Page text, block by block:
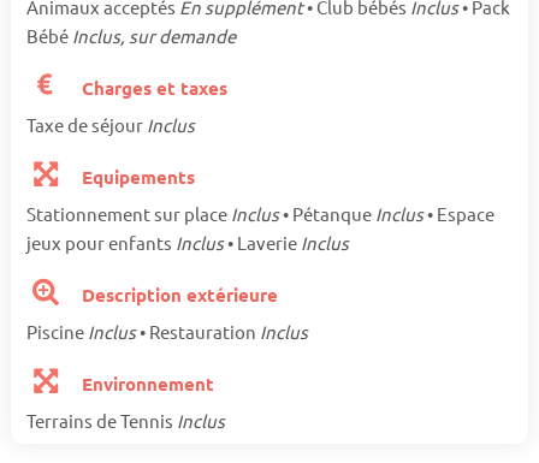
Animaux acceptés En supplément• Club bébés Inclus• Pack
Bébé Inclus, sur demande
Charges et taxes
Taxe de séjour Inclus
Equipements
Stationnement sur place Inclus• Pétanque Inclus• Espace
jeux pour enfants Inclus• Laverie Inclus
Description extérieure
Piscine Inclus• Restauration Inclus
Environnement
Terrains de Tennis Inclus